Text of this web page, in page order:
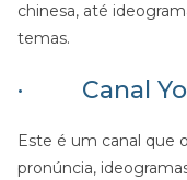
chinesa, até
temas.
· Canal
Este é um canal que
pronúncia,